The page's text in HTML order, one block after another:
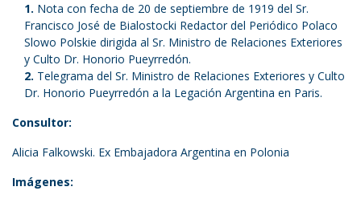
Nota con fecha de 20 de septiembre de 1919 del Sr.
Francisco José de Bialostocki Redactor del Periódico Polaco
Slowo Polskie dirigida al Sr. Ministro de Relaciones Exteriores
y Culto Dr. Honorio Pueyrredón.
Telegrama del Sr. Ministro de Relaciones Exteriores y Culto
Dr. Honorio Pueyrredón a la Legación Argentina en Paris.
Consultor:
Alicia Falkowski. Ex Embajadora Argentina en Polonia
Imágenes: